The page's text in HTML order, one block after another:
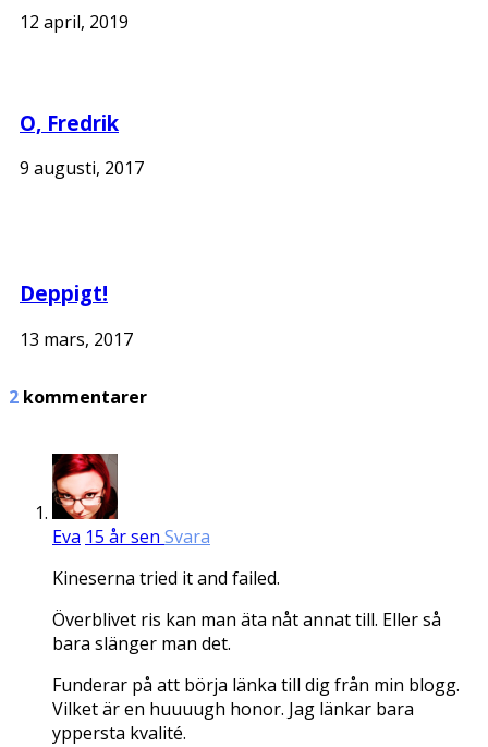
12 april, 2019
O, Fredrik
9 augusti, 2017
Deppigt!
13 mars, 2017
2 kommentarer
Eva 15 år sen Svara
Kineserna tried it and failed.
Överblivet ris kan man äta nåt annat till. Eller så
bara slänger man det.
Funderar på att börja länka till dig från min blogg.
Vilket är en huuuugh honor. Jag länkar bara
yppersta kvalité.